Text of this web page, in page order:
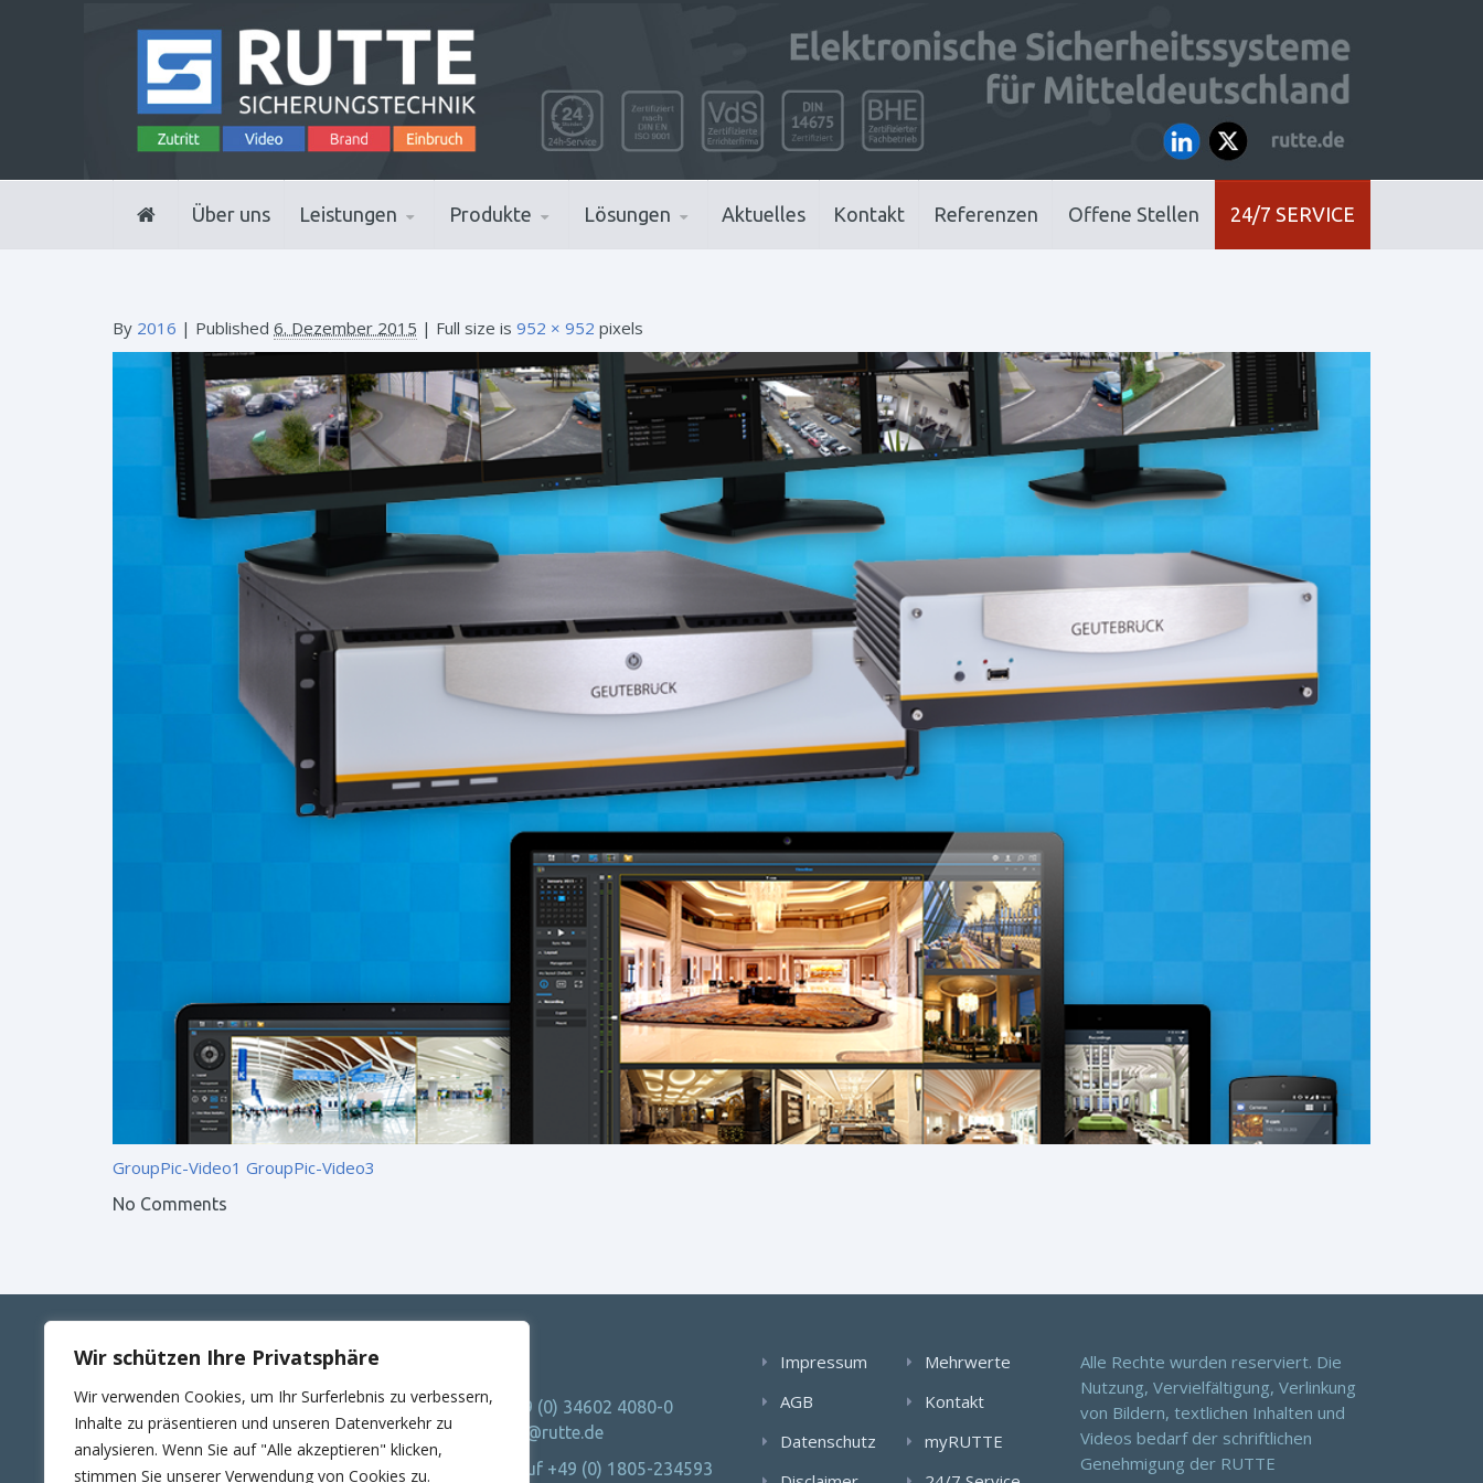
Wir schützen Ihre Privatsphäre
Wir verwenden Cookies, um Ihr Surferlebnis zu verbessern,
Inhalte zu präsentieren und unseren Datenverkehr zu
analysieren. Wenn Sie auf "Alle akzeptieren" klicken,
stimmen Sie unserer Verwendung von Cookies zu.
Über uns Leistungen Produkte Lösungen Aktuelles Kontakt Referenzen Offene Stellen 24/7 SERVICE
By 2016 | Published 6. Dezember 2015 | Full size is 952 × 952 pixels
GroupPic-Video1 GroupPic-Video3
No Comments
ANSCHRIFT
RUTTE Sicherungstechnik GmbH
Wilhelm-Külz-Str.4
06188 Landsberg
Telefon: +49 (0) 34602 4080-0
E-Mail: info@rutte.de
24Std. Notruf +49 (0) 1805-234593
Impressum
AGB
Datenschutz
Mehrwerte
Kontakt
myRUTTE
Alle Rechte wurden reserviert. Die
Nutzung, Vervielfältigung, Verlinkung
von Bildern, textlichen Inhalten und
Videos bedarf der schriftlichen
Genehmigung der RUTTE